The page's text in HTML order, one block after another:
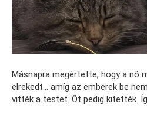
Másnapra megértette, hogy a nő
elrekedt… amíg az emberek be
vitték a testet. Őt pedig kitették.